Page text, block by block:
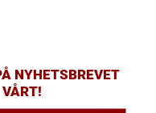
NYHETSBREVET
VÅRT!